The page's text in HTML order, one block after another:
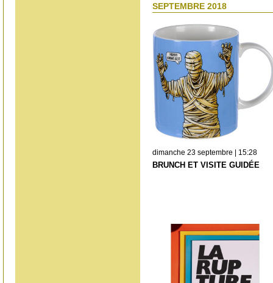
SEPTEMBRE 2018
dimanche 23 septembre | 15:28
BRUNCH ET VISITE GUIDÉE